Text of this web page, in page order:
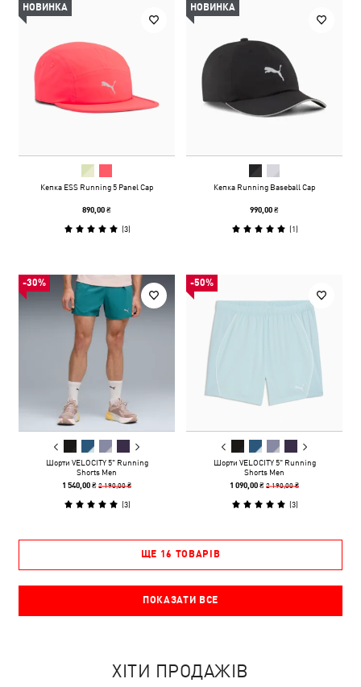
НОВИНКА
Кепка ESS Running 5 Panel Cap
890,00 ₴
(3)
НОВИНКА
Кепка Running Baseball Cap
990,00 ₴
(1)
-30%
Шорти VELOCITY 5" Running
Shorts Men
1 540,00 ₴2 190,00 ₴
(3)
-50%
Шорти VELOCITY 5" Running
Shorts Men
1 090,00 ₴2 190,00 ₴
(3)
ЩЕ 16 ТОВАРІВ
ПОКАЗАТИ ВСЕ
ХІТИ ПРОДАЖІВ